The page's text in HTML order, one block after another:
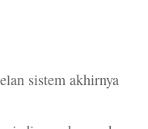
sistem akhirnya